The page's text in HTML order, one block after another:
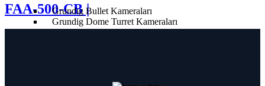
Grundig Bullet Kameraları
Grundig Dome Turret Kameraları
Grundig PTZ Kameraları
FAA-500-CB |